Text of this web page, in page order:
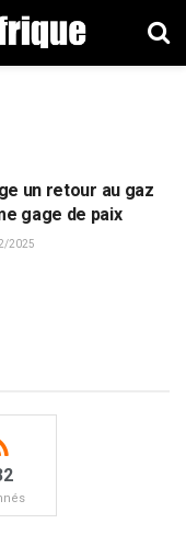
un retour au gaz
gage de paix
2025